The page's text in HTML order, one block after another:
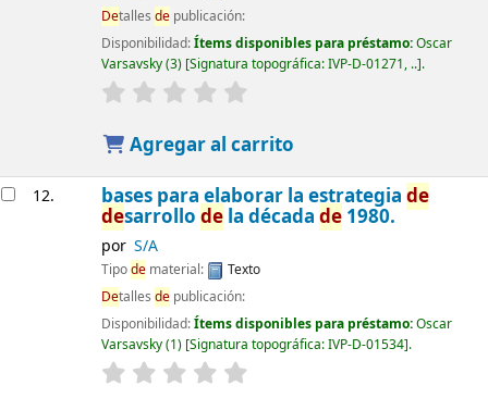
Detalles depublicación:
Disponibilidad:Ítems disponibles para préstamo:Oscar
Varsavsky(3) Signatura topográfica:IVP-D-01271, .. .
Agregar al carrito
12. bases para elaborar la estrategia de
desarrollo dela década de1980.
por S/A
Tipodematerial:
Texto
Detalles depublicación:
Disponibilidad:Ítems disponibles para préstamo:Oscar
Varsavsky(1) Signatura topográfica:IVP-D-01534 .